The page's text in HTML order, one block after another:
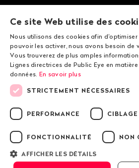
Devenir membre
© 2026 Public Eye
Mentions légales
Lignes directrices de Public
protection des
Ce site Web utilise des
Nous utilisons des cookies afin d'optimiser
pouvoir les activer, nous avons besoin de
Vous trouverez de plus amples
Lignes directrices de Public Eye en
données. En savoir plus
STRICTEMENT NÉCESSAIRES
PERFORMANCE CIBLAGE
FONCTIONNALITÉ NON
AFFICHER LES DÉTAILS